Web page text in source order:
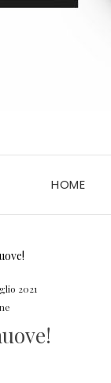
HOME
2021